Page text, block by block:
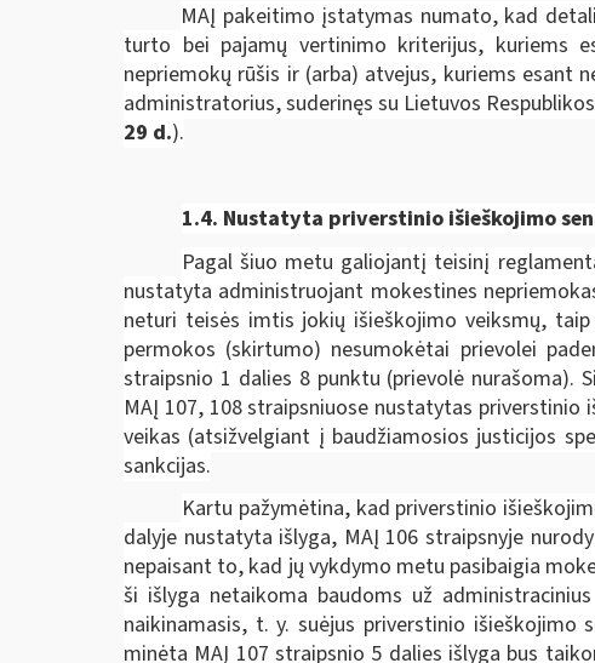
MAĮ pakeitimo įstatymas numato, kad
turto bei pajamų vertinimo kriterijus, kuriems
nepriemokų rūšis ir (arba) atvejus, kuriems esant
administratorius, suderinęs su Lietuvos
29 d.).
1.4. Nustatyta priverstinio išieškojimo
Pagal šiuo metu galiojantį teisinį
nustatyta administruojant mokestines
neturi teisės imtis jokių išieškojimo veiksmų,
permokos (skirtumo) nesumokėtai prievolei
straipsnio 1 dalies 8 punktu (prievolė
MAĮ 107, 108 straipsniuose nustatytas
veikas (atsižvelgiant į baudžiamosios justicijos
sankcijas.
Kartu pažymėtina, kad priverstinio
dalyje nustatyta išlyga, MAĮ 106 straipsnyje
nepaisant to, kad jų vykdymo metu pasibaigia
ši išlyga netaikoma baudoms už
naikinamasis, t. y. suėjus priverstinio
minėta MAĮ 107 straipsnio 5 dalies išlyga bus